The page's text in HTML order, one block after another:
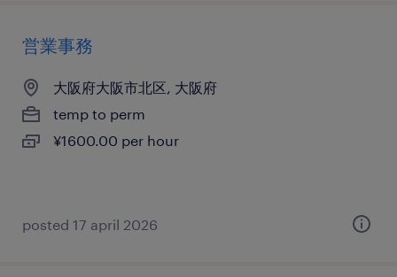
営業事務
大阪府大阪市北区, 大阪府
temp to perm
¥1600.00 per hour
posted 17 april 2026